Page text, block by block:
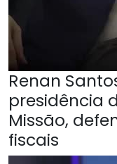
Renan
presidência
Missão,
fiscais